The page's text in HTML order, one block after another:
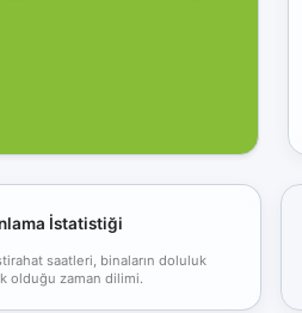
İstatistiği
saatleri, binaların doluluk
olduğu zaman dilimi.